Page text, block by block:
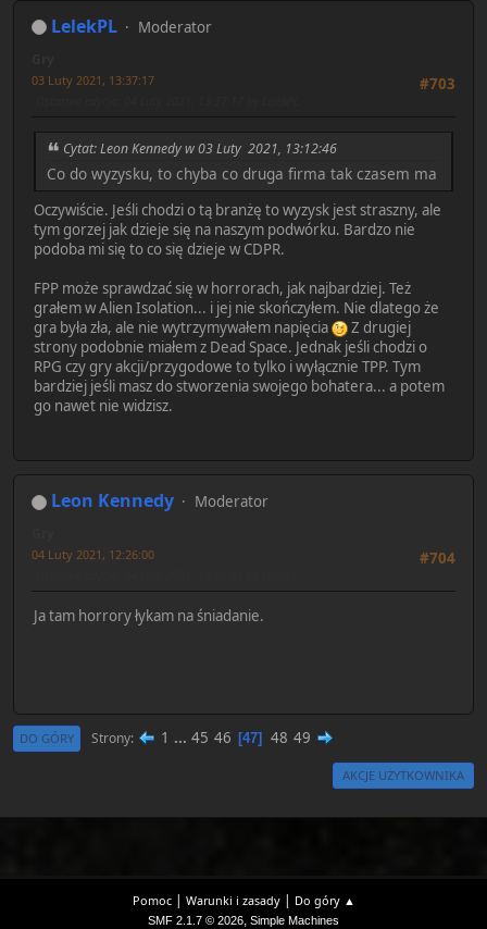
LelekPL Moderator
#703
03 Luty 2021, 13:37:17
Cytat: Leon Kennedy w 03 Luty 2021, 13:12:46
Co do wyzysku, to chyba co druga firma tak czasem ma
Oczywiście. Jeśli chodzi o tą branżę to wyzysk jest straszny, ale
tym gorzej jak dzieje się na naszym podwórku. Bardzo nie
podoba mi się to co się dzieje w CDPR.
FPP może sprawdzać się w horrorach, jak najbardziej. Też
grałem w Alien Isolation... i jej nie skończyłem. Nie dlatego że
gra była zła, ale nie wytrzymywałem napięcia
Z drugiej
strony podobnie miałem z Dead Space. Jednak jeśli chodzi o
RPG czy gry akcji/przygodowe to tylko i wyłącznie TPP. Tym
bardziej jeśli masz do stworzenia swojego bohatera... a potem
go nawet nie widzisz.
Leon Kennedy Moderator
#704
04 Luty 2021, 12:26:00
Ja tam horrory łykam na śniadanie.
DO GÓRY Strony 1 ... 45 46 47 48 49
AKCJE UŻYTKOWNIKA
Pomoc| Warunki i zasady| Do góry ▲
SMF 2.1.7 © 2026, Simple Machines